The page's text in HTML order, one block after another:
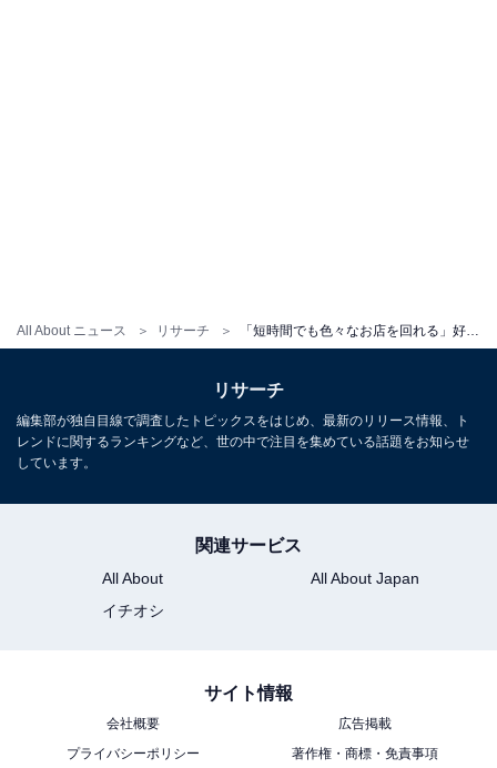
All About ニュース リサーチ
好き＆行ってみたい「北海道の繁華街＆歓楽
街」ランキング！ 2位「五稜郭エリア」、1位
は？【2026年調査】
リサーチ
編集部が独自目線で調査したトピックスをはじめ、最新のリリース情報、ト
レンドに関するランキングなど、世の中で注目を集めている話題をお知らせ
しています。
関連サービス
All About
All About Japan
イチオシ
サイト情報
会社概要
広告掲載
プライバシーポリシー
著作権・商標・免責事項